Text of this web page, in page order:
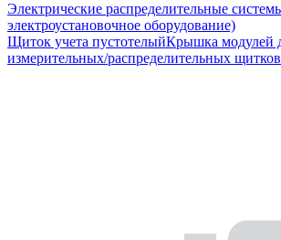
Электрические распределительные
электроустановочное оборудование)
Щиток учета пустотелыйКрышка модулей
измерительных/распределительных щитков